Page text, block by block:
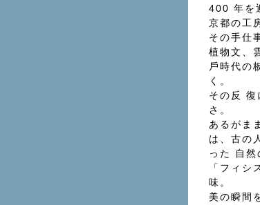
400 年を
京都の⼯
その⼿仕
植物⽂、
⼾時代の
く。
その反 復
さ。
あるがま
は、古の
った ⾃然
「フィ
味。
美の瞬間